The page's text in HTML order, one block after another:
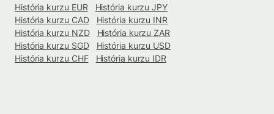
História kurzu EUR
História kurzu JPY
História kurzu CAD
História kurzu INR
História kurzu NZD
História kurzu ZAR
História kurzu SGD
História kurzu USD
História kurzu CHF
História kurzu IDR